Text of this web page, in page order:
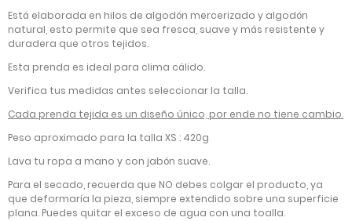
Está elaborada en hilos de algodón mercerizado y algodón
natural, esto permite que sea fresca, suave y más resistente y
duradera que otros tejidos.
Esta prenda es ideal para clima cálido.
Verifica tus medidas antes seleccionar la talla.
Cada prenda tejida es un diseño único, por ende no tiene cambio.
Peso aproximado para la talla XS : 420g
Lava tu ropa a mano y con jabón suave.
Para el secado, recuerda que NO debes colgar el producto, ya
que deformaría la pieza, siempre extendido sobre una superficie
plana. Puedes quitar el exceso de agua con una toalla.